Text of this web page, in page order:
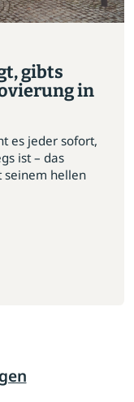
gibts
in
es jeder sofort,
ist – das
seinem hellen